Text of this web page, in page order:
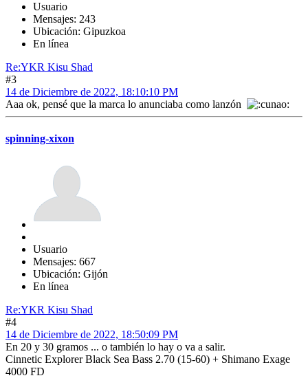
Usuario
Mensajes: 243
Ubicación: Gipuzkoa
En línea
Re:YKR Kisu Shad
#3
14 de Diciembre de 2022, 18:10:10 PM
Aaa ok, pensé que la marca lo anunciaba como lanzón
spinning-xixon
Usuario
Mensajes: 667
Ubicación: Gijón
En línea
Re:YKR Kisu Shad
#4
14 de Diciembre de 2022, 18:50:09 PM
En 20 y 30 gramos ... o también lo hay o va a salir.
Cinnetic Explorer Black Sea Bass 2.70 (15-60) + Shimano Exage
4000 FD